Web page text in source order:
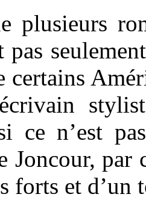
plusieurs
pas
ce n’est
Joncour,
forts et d’un